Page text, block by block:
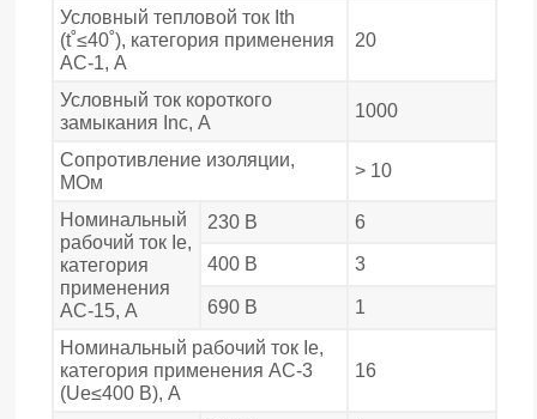
Условный тепловой ток Ith
(t˚≤40˚), категория применения
АС-1, А
20
Условный ток короткого
замыкания Inc, А
1000
Сопротивление изоляции,
МОм
> 10
Номинальный
рабочий ток Iе,
категория
применения
АС-15, А
230 В 6
400 В 3
690 В
1
Номинальный рабочий ток Iе,
категория применения АС-3
(Ue≤400 В), А
16